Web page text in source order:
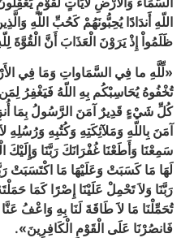
اللّهِ أَندَادًا يُحِبُّونَهُمْ كَحُبِّ اللّهِ
ظَلَمُواْ إِذْ يَرَوْنَ الْعَذَابَ أَنَّ الْقُوَّةَ
«لِّلَّهِ ما فِي السَّمَاواتِ وَمَا فِي
تُخْفُوهُ يُحَاسِبْكُم بِهِ اللّهُ فَيَغْفِرُ
كُلِّ شَيْءٍ قَدِيرٌ آمَنَ الرَّسُولُ بِمَا
آمَنَ بِاللّهِ وَمَلآئِكَتِهِ وَكُتُبِهِ وَرُسُلِهِ
سَمِعْنَا وَأَطَعْنَا غُفْرَانَكَ رَبَّنَا وَإِلَيْكَ
لَهَا مَا كَسَبَتْ وَعَلَيْهَا مَا اكْتَسَبَتْ
رَبَّنَا وَلاَ تَحْمِلْ عَلَيْنَا إِصْرًا كَمَا
تُحَمِّلْنَا مَا لاَ طَاقَةَ لَنَا بِهِ وَاعْفُ
فَانصُرْنَا عَلَى الْقَوْمِ الْكَافِرِينَ».